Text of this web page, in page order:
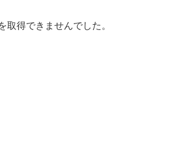
取得できませんでした。